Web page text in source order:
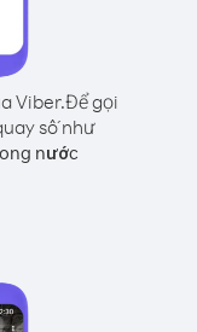
Viber.Để gọi
số như
nước